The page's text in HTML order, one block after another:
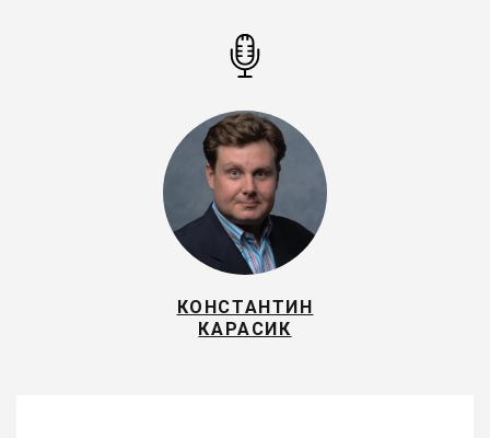
КОНСТАНТИН
КАРАСИК